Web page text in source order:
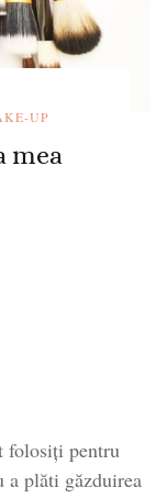
UP
mea
folosiți pentru
a plăti găzduirea